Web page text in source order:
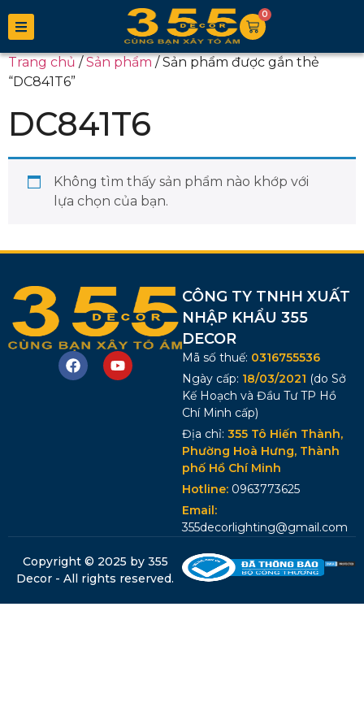
0
Trang chủ/Sản phẩm/ Sản phẩm được gắn thẻ
“DC841T6”
DC841T6
Không tìm thấy sản phẩm nào khớp với
lựa chọn của bạn.
CÔNG TY TNHH XUẤT
NHẬP KHẨU 355
DECOR
Mã số thuế: 0316755536
Ngày cấp: 18/03/2021 (do Sở
Kế Hoạch và Đầu Tư TP Hồ
Chí Minh cấp)
Địa chỉ: 355 Tô Hiến Thành,
Phường Hoà Hưng, Thành
phố Hồ Chí Minh
Hotline: 0963773625
Email:
355decorlighting@gmail.com
Copyright © 2025 by 355
Decor - All rights reserved.